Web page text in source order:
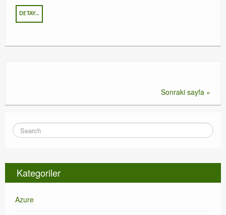
DETAY…
Sonraki sayfa »
Kategoriler
Azure